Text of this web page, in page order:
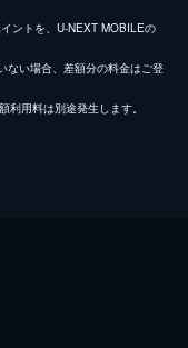
ントを、U-NEXT MOBILEの
ない場合、差額分の料金はご登
用料は別途発生します。